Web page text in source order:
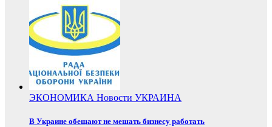
ЭКОНОМИКА Новости УКРАИНА
В Украине обещают не мешать бизнесу работать